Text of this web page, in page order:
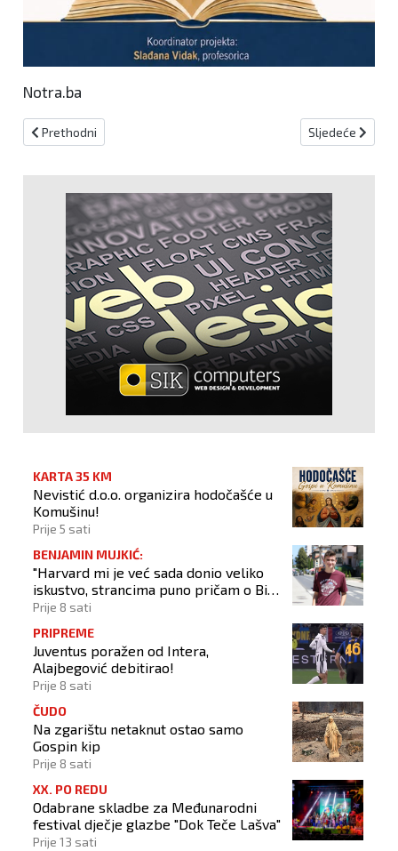
Notra.ba
Prethodni članak: Novi Travnik na Tjednu Hrvata izvan Republike
Prethodni Sljedeći
Sljedeće
KARTA 35 KM
Nevistić d.o.o. organizira hodočašće u
Komušinu!
Prije 5 sati
BENJAMIN MUJKIĆ:
"Harvard mi je već sada donio veliko
iskustvo, strancima puno pričam o BiH
i Novom Travniku"
Prije 8 sati
PRIPREME
Juventus poražen od Intera,
Alajbegović debitirao!
Prije 8 sati
ČUDO
Na zgarištu netaknut ostao samo
Gospin kip
Prije 8 sati
XX. PO REDU
Odabrane skladbe za Međunarodni
festival dječje glazbe "Dok Teče Lašva"
Prije 13 sati